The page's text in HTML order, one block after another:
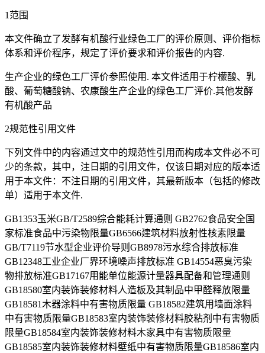
1范围
本文件确立了发酵有机酸行业绿色工厂的评价原则、评价指标
体系和评价程序，规定了评价要求和评价报告的内容.
生产企业的绿色工厂评价参照使用. 本文件适用于柠檬酸、乳
酸、葡萄糖酸钠、农康酸生产企业的绿色工厂评价.其他发酵
有机酸产品
2规范性引用文件
下列文件中的内容通过文中的规范性引用而构成本文件必不可
少的条款，其中，注日期的引用文件，仅该日期对应的版本适
用于本文件：不注日期的引用文件，其最新版本（包括的修改
单）适用于本文件.
GB1353玉米GB/T2589综合能耗计算通则 GB2762食品安全国
家标准食品中污染物限量GB6566建筑材料放射性核素限量
GB/T7119节水型企业评价导则GB8978污水综合排放标准
GB12348工业企业厂界环境噪声排放标准 GB14554恶臭污染
物排放标准GB17167用能单位能源计量器具配备和管理通则
GB18580室内装饰装修材料人造板及其制品中甲醛释放限量
GB18581木器涂料中有害物质限量 GB18582建筑用墙面涂料
中有害物质限量GB18583室内装饰装修材料胶粘剂中有害物质
限量GB18584室内装饰装修材料木家具中有害物质限量
GB18585室内装饰装修材料壁纸中有害物质限量GB18586室内